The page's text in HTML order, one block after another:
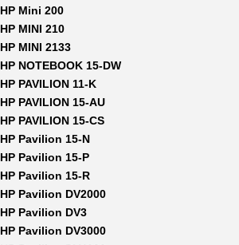
HP Mini 200
HP MINI 210
HP MINI 2133
HP NOTEBOOK 15-DW
HP PAVILION 11-K
HP PAVILION 15-AU
HP PAVILION 15-CS
HP Pavilion 15-N
HP Pavilion 15-P
HP Pavilion 15-R
HP Pavilion DV2000
HP Pavilion DV3
HP Pavilion DV3000